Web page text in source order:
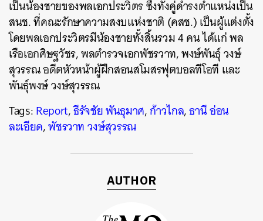
เป็นน้องชายของพลเอกประวิตร ซึ่งทั้งคู่ดำรงตำแหน่งเป็น
สนช. ที่คณะรักษาความสงบแห่งชาติ (คสช.) เป็นผู้แต่งตั้ง
โดยพลเอกประวิตรมีน้องชายทั้งสิ้นรวม 4 คน ได้แก่ พล
เรือเอกศิษฐวัชร, พลตำรวจเอกพัชรวาท, พงษ์พันธุ์ วงษ์
สุวรรณ อดีตหัวหน้าผู้ฝึกสอนสโมสรฟุตบอลทีโอที และ
พันธุ์พงษ์ วงษ์สุวรรณ
Tags:Report,ธีรัจชัย พันธุมาศ,ก้าวไกล,ธานี อ่อน
ละเอียด,พัชรวาท วงษ์สุวรรณ
AUTHOR